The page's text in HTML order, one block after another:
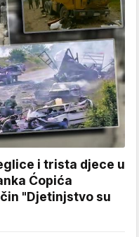
i trista djece u
Ćopića
"Djetinjstvo su